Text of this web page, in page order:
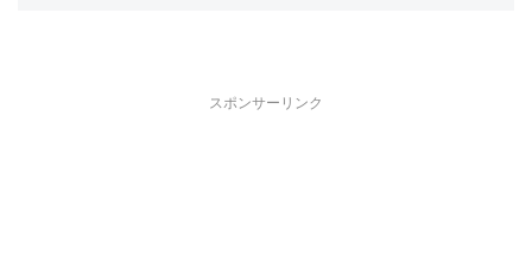
スポンサーリンク